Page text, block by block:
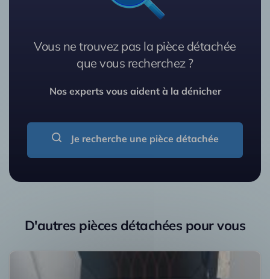
Vous ne trouvez pas la pièce détachée
que vous recherchez ?
Nos experts vous aident à la dénicher
Je recherche une pièce détachée
D'autres pièces détachées pour vous